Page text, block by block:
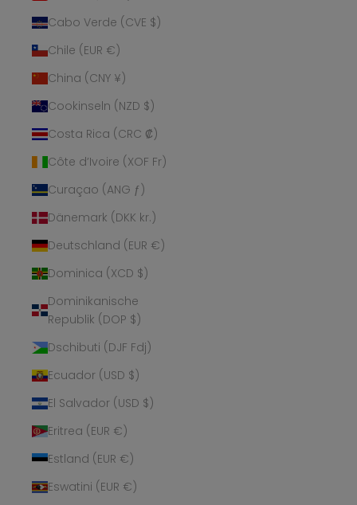
Cabo Verde (CVE $)
Chile (EUR €)
China (CNY ¥)
Cookinseln (NZD $)
Costa Rica (CRC ₡)
Côte d’Ivoire (XOF Fr)
Curaçao (ANG ƒ)
Dänemark (DKK kr.)
Deutschland (EUR €)
Dominica (XCD $)
Dominikanische
Republik (DOP $)
Dschibuti (DJF Fdj)
Ecuador (USD $)
El Salvador (USD $)
Eritrea (EUR €)
Estland (EUR €)
Eswatini (EUR €)